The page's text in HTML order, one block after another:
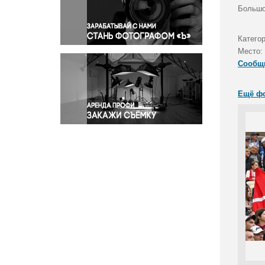
Правосудие
Происшествия и конфликты
Религия
Светская жизнь
Спорт
Экология
Экономика и бизнес
Место:
Ещё